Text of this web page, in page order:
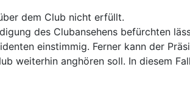
dem Club nicht erfüllt.
des Clubansehens befürchten
einstimmig. Ferner kann der
weiterhin anghören soll. In diesem